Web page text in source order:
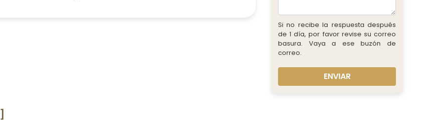
Si no recibe la respuesta después
de 1 día, por favor revise su correo
basura. Vaya a ese buzón de
correo.
ENVIAR